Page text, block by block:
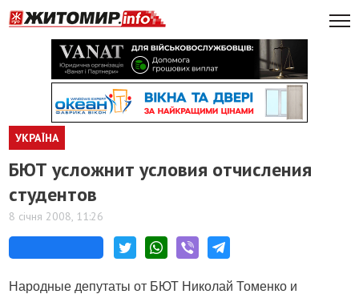
УКРАЇНА
БЮТ усложнит условия отчисления
студентов
8 січня 2008, 11:26
Народные депутаты от БЮТ Николай Томенко и